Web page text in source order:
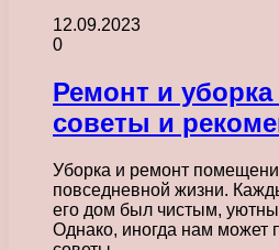
12.09.2023
0
Ремонт и
советы и
Уборка и ремонт
повседневной жизни.
его дом был чистым,
Однако, иногда нам может